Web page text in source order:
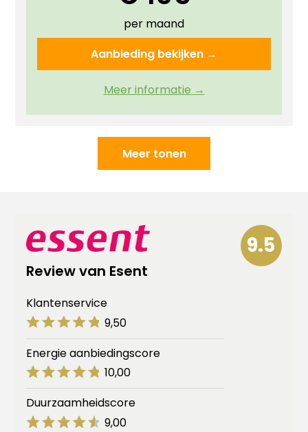
per maand
Aanbieding bekijken →
Meer informatie →
Meer tonen
Review van Esent
9.5
Klantenservice
9,50
Energie aanbiedingscore
10,00
Duurzaamheidscore
9,00